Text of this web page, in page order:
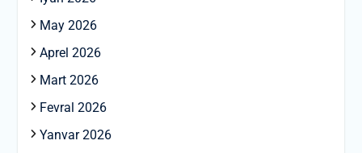
May 2026
Aprel 2026
Mart 2026
Fevral 2026
Yanvar 2026